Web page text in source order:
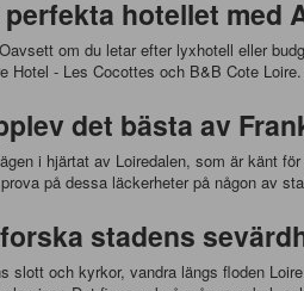
hotellet med
om du letar efter lyxhotell eller
Hotel - Les Cocottes och B&B Cote
det bästa av
i hjärtat av Loiredalen, som är känt
på dessa läckerheter på någon av
stadens
och kyrkor, vandra längs floden